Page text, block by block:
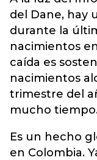
del Dane, hay
durante la
nacimientos
caída es
nacimientos
trimestre del
mucho
Es un hecho
en Colombia.